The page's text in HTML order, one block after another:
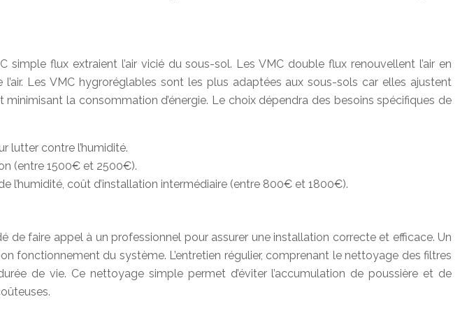
flux extraient l’air vicié du sous-sol. Les VMC double flux renouvellent l’air en
Les VMC hygroréglables sont les plus adaptées aux sous-sols car elles ajustent
la consommation d’énergie. Le choix dépendra des besoins spécifiques de
lutter contre l’humidité.
(entre 1500€ et 2500€).
coût d’installation intermédiaire (entre 800€ et 1800€).
de faire appel à un professionnel pour assurer une installation correcte et efficace. Un
fonctionnement du système. L’entretien régulier, comprenant le nettoyage des filtres
de vie. Ce nettoyage simple permet d’éviter l’accumulation de poussière et de